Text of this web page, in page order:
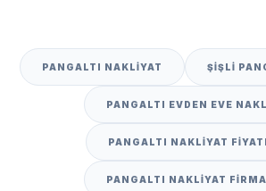
PANGALTI NAKLIYAT ŞIŞLI
PANGALTI EVDEN EVE
PANGALTI NAKLIYAT
PANGALTI NAKLIYAT